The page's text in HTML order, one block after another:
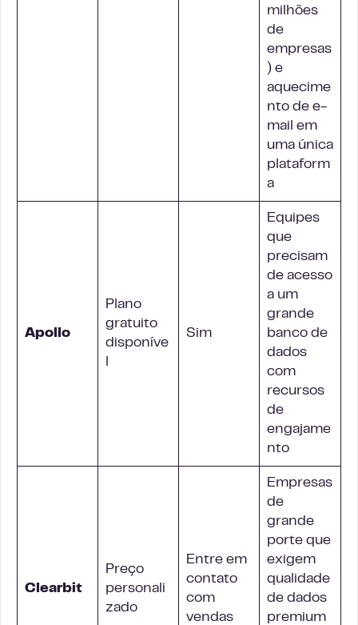
milhões
de
empresas
) e
aquecime
nto de e-
mail em
uma única
plataform
a
Apollo
Plano
gratuito
disponíve
Sim
Equipes
que
precisam
de acesso
a um
grande
banco de
dados
com
recursos
de
engajame
nto
Clearbit
Preço
personali
zado
Entre em
contato
com
vendas
Empresas
de
grande
porte que
exigem
qualidade
de dados
premium